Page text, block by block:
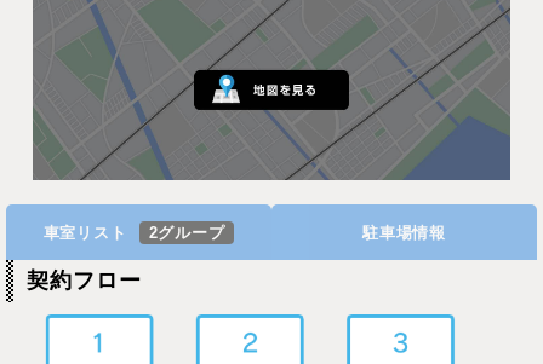
車室リスト 2グループ 駐車場情報
契約フロー